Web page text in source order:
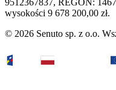
wysokości 9 678 200,00 zł.
© 2026 Senuto sp. z o.o.